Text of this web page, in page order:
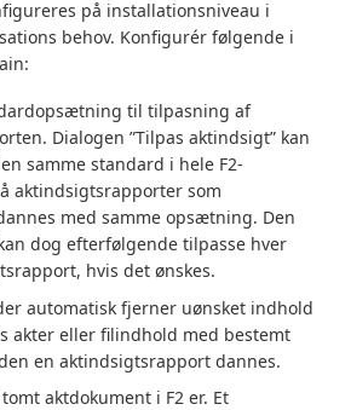
på installationsniveau i
behov. Konfigurér følgende i
til tilpasning af
Dialogen ”Tilpas aktindsigt” kan
samme standard i hele F2-
aktindsigtsrapporter som
med samme opsætning. Den
dog efterfølgende tilpasse hver
hvis det ønskes.
automatisk fjerner uønsket indhold
akter eller filindhold med bestemt
en aktindsigtsrapport dannes.
aktdokument i F2 er. Et